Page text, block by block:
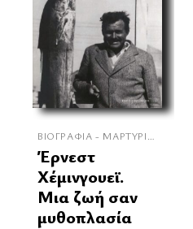
ΒΙΟΓΡΑΦΊΑ - ΜΑΡΤΥΡΊΕΣ
Έρνεστ
Χέμινγουεϊ.
Μια ζωή σαν
μυθοπλασία